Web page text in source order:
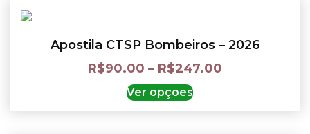
Apostila CTSP Bombeiros – 2026
R$90.00 – R$247.00
Ver opções